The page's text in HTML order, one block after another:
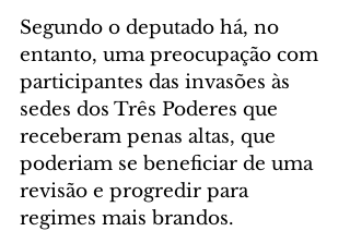
Segundo o deputado há, no
entanto, uma preocupação com
participantes das invasões às
sedes dos Três Poderes que
receberam penas altas, que
poderiam se beneficiar de uma
revisão e progredir para
regimes mais brandos.